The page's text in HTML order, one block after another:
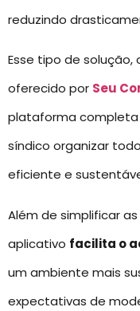
reduzindo
Esse tipo de
oferecido por Seu
plataforma completa
síndico organizar
eficiente e
Além de simplificar
aplicativo facilita o
um ambiente mais
expectativas de